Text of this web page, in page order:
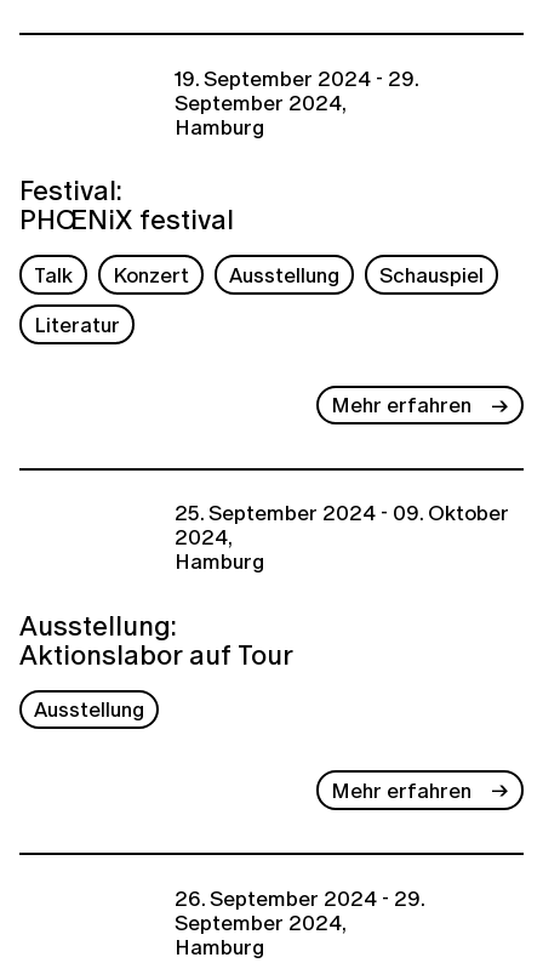
19. September 2024 - 29.
September 2024,
Hamburg
Festival:
PHŒNiX festival
Talk Konzert Ausstellung
Schauspiel
Literatur
Mehr erfahren
25. September 2024 - 09. Oktober
2024,
Hamburg
Ausstellung:
Aktionslabor auf Tour
Ausstellung
Mehr erfahren
26. September 2024 - 29.
September 2024,
Hamburg